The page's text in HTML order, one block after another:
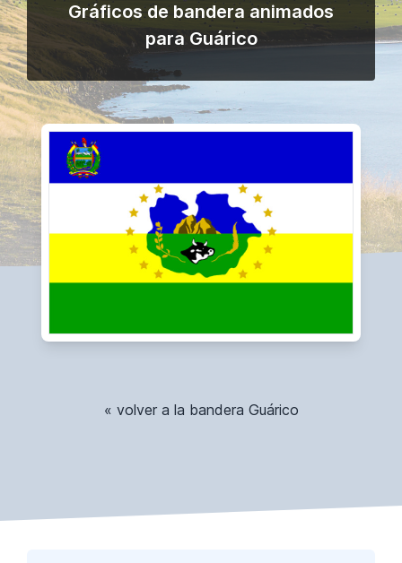
Gráficos de bandera animados
para Guárico
« volver a la bandera Guárico